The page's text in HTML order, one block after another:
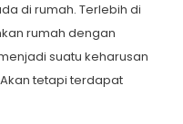
di rumah. Terlebih di
rumah dengan
suatu keharusan
tetapi terdapat